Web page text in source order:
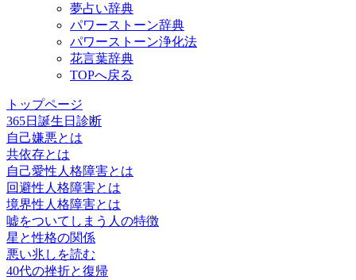
夢占い辞典
パワーストーン辞典
パワーストーン浄化法
花言葉辞典
TOPへ戻る
トップページ
365日誕生日診断
自己嫌悪とは
共依存とは
自己愛性人格障害とは
回避性人格障害とは
境界性人格障害とは
嘘をついてしまう人の特徴
星と性格の関係
悪い兆しを読む
40代の挫折と復帰